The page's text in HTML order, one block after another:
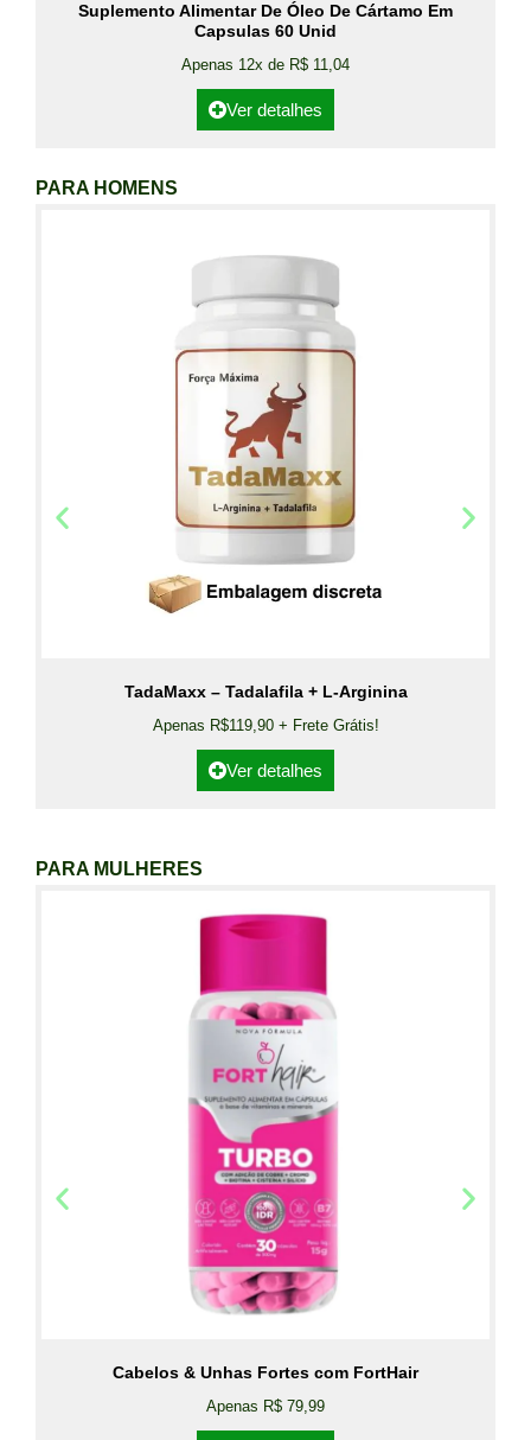
Suplemento Alimentar De Óleo De Cártamo Em
Capsulas 60 Unid
Apenas 12x de R$ 11,04
Ver detalhes
PARA HOMENS
TadaMaxx – Tadalafila + L-Arginina
Apenas R$119,90 + Frete Grátis!
Ver detalhes
PARA MULHERES
Cabelos & Unhas Fortes com FortHair
Apenas R$ 79,99